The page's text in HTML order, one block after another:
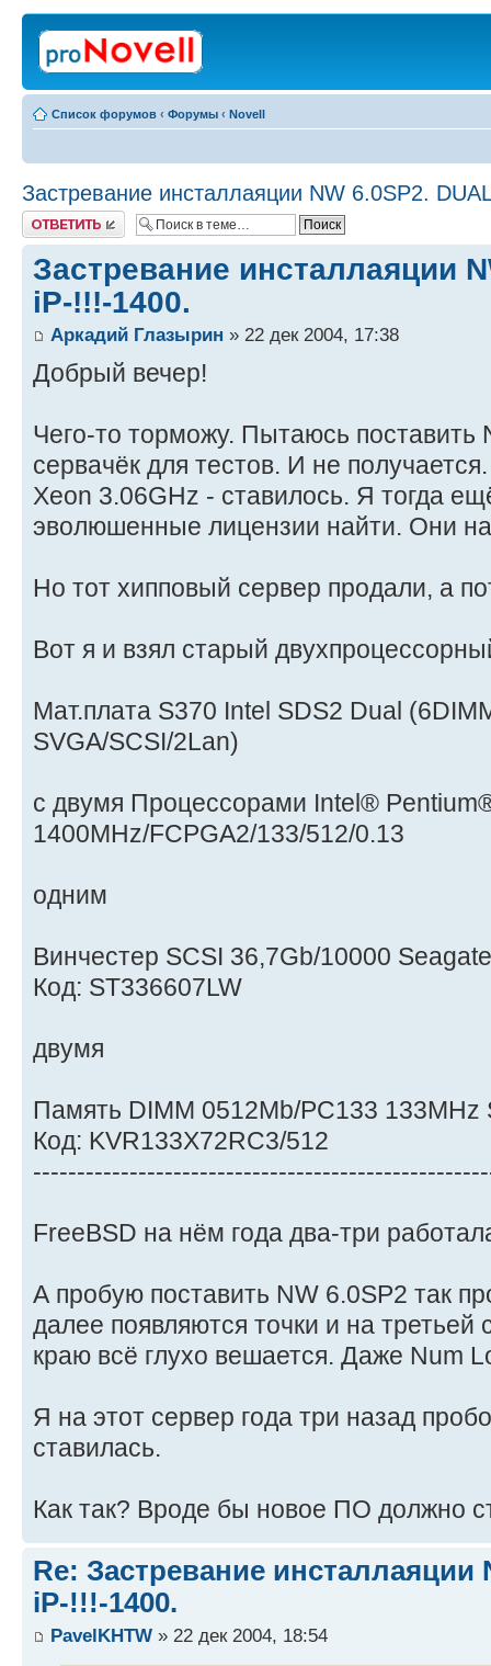
Список форумов ‹ Форумы ‹ Novell
Застревание инсталлаяции NW 6.0SP2.
Ответить
Застревание инсталлаяции
iP-!!!-1400.
Аркадий Глазырин » 22 дек 2004, 17:38
Добрый вечер!
Чего-то торможу. Пытаюсь поставить
сервачёк для тестов. И не
Xeon 3.06GHz - ставилось. Я тогда
эволюшенные лицензии найти. Они
Но тот хипповый сервер продали, а
Вот я и взял старый
Мат.плата S370 Intel SDS2 Dual
SVGA/SCSI/2Lan)
c двумя Процессорами Intel®
1400MHz/FCPGA2/133/512/0.13
одним
Винчестер SCSI 36,7Gb/10000
Код: ST336607LW
двумя
Память DIMM 0512Mb/PC133 133MHz
Код: KVR133X72RC3/512
FreeBSD на нём года два-три
А пробую поставить NW 6.0SP2 так
далее появляются точки и на третьей
краю всё глухо вешается. Даже Num
Я на этот сервер года три назад
ставилась.
Как так? Вроде бы новое ПО должно
Re: Застревание инсталлаяции
iP-!!!-1400.
PavelKHTW » 22 дек 2004, 18:54